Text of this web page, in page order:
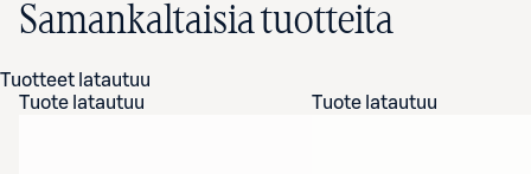
Samankaltaisia tuotteita
Tuotteet latautuu
Tuote latautuu
Tuote latautuu